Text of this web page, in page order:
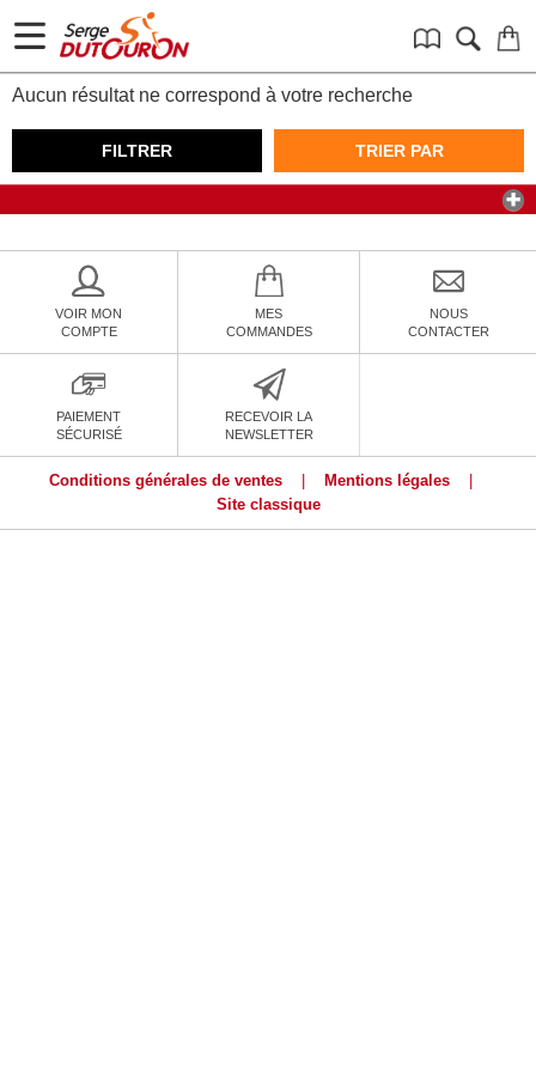
Aucun résultat ne correspond à votre recherche
FILTRER TRIER PAR
VOIR MON
COMPTE
MES
COMMANDES
NOUS
CONTACTER
PAIEMENT
SÉCURISÉ
RECEVOIR LA
NEWSLETTER
Conditions générales de ventes Mentions légales
Site classique